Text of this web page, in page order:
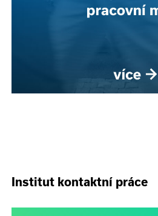
Institut kontaktní práce